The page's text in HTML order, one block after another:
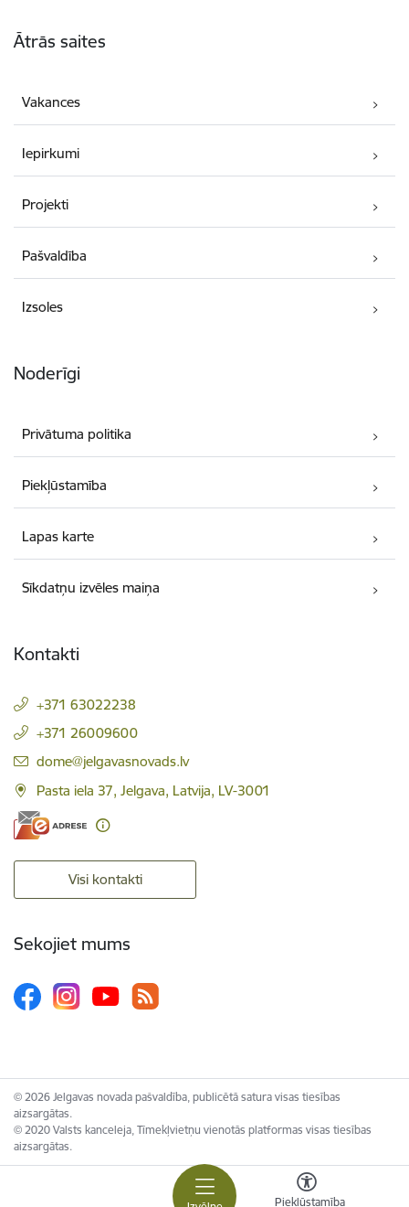
Piekļūstamība
Ātrās saites
Vakances
Iepirkumi
Projekti
Pašvaldība
Izsoles
Noderīgi
Privātuma politika
Piekļūstamība
Lapas karte
Sīkdatņu izvēles maiņa
Kontakti
+371 63022238
+371 26009600
E-pasts:
dome@jelgavasnovads.lv
Pasta iela 37, Jelgava, Latvija, LV-3001
Visi kontakti
Sekojiet mums
© 2026 Jelgavas novada pašvaldība, publicētā satura visas tiesības
aizsargātas.
© 2020 Valsts kanceleja, Tīmekļvietņu vienotās platformas visas tiesības
aizsargātas.